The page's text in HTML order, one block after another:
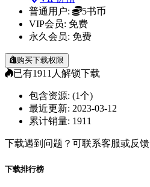
普通用户:
5书币
VIP会员: 免费
永久会员: 免费
购买下载权限
已有1911人解锁下载
包含资源: (1个)
最近更新: 2023-03-12
累计销量: 1911
下载遇到问题？可联系客服或反馈
下载排行榜